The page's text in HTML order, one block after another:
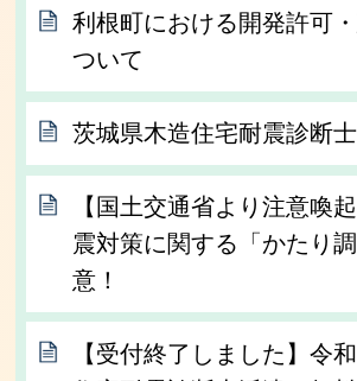
利根町における開発許可
ついて
茨城県木造住宅耐震診断
【国土交通省より注意喚
震対策に関する「かたり
意！
【受付終了しました】令